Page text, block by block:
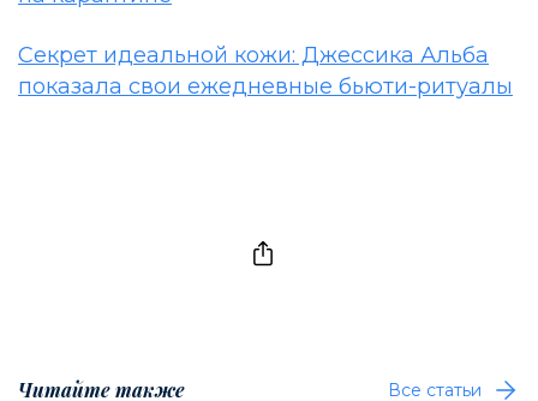
Секрет идеальной кожи: Джессика Альба
показала свои ежедневные бьюти-ритуалы
Читайте также Все статьи